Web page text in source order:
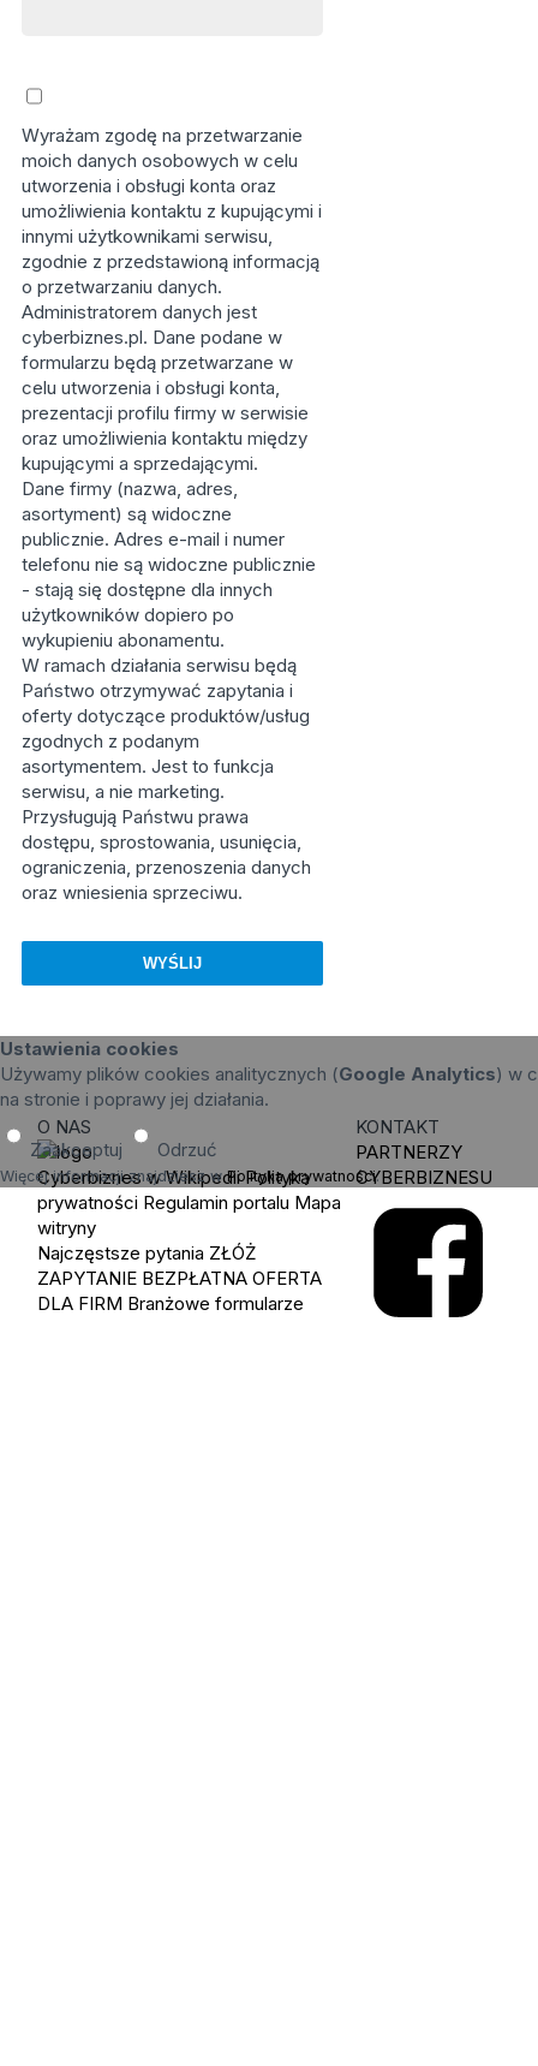
Wyrażam zgodę na przetwarzanie
moich danych osobowych w celu
utworzenia i obsługi konta oraz
umożliwienia kontaktu z kupującymi i
innymi użytkownikami serwisu,
zgodnie z przedstawioną informacją
o przetwarzaniu danych.
Administratorem danych jest
cyberbiznes.pl. Dane podane w
formularzu będą przetwarzane w
celu utworzenia i obsługi konta,
prezentacji profilu firmy w serwisie
oraz umożliwienia kontaktu między
kupującymi a sprzedającymi.
Dane firmy (nazwa, adres,
asortyment) są widoczne
publicznie. Adres e-mail i numer
telefonu nie są widoczne publicznie
- stają się dostępne dla innych
użytkowników dopiero po
wykupieniu abonamentu.
W ramach działania serwisu będą
Państwo otrzymywać zapytania i
oferty dotyczące produktów/usług
zgodnych z podanym
asortymentem. Jest to funkcja
serwisu, a nie marketing.
Przysługują Państwu prawa
dostępu, sprostowania, usunięcia,
ograniczenia, przenoszenia danych
oraz wniesienia sprzeciwu.
Ustawienia cookies
Używamy plików cookies analitycznych (Google Analytics) w
na stronie i poprawy jej działania.
Zaakceptuj Odrzuć
Więcej informacji znajdziesz wPolityka prywatności.
O NAS
Cyberbiznes w Wikipedii Polityka
prywatności Regulamin portalu Mapa
witryny
Najczęstsze pytania ZŁÓŻ
ZAPYTANIE BEZPŁATNA OFERTA
DLA FIRM Branżowe formularze
KONTAKT
PARTNERZY
CYBERBIZNESU